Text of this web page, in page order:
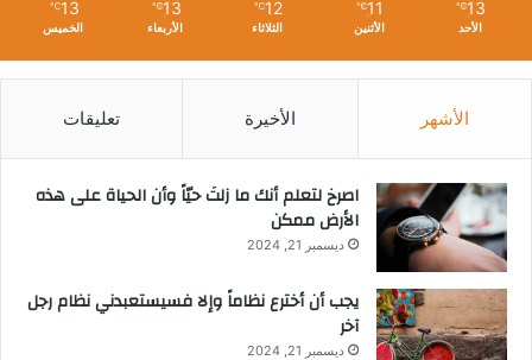
13
℃
الأحد
11
℃
الأثنين
12
℃
الثلاثاء
13
℃
الأربعاء
13
℃
الخميس
الأشهر الأخيرة تعليقات
‫اصرخ لتعلم أنك ما زلتَ حيّاً وأن الحياة على هذه
الأرض ممكن
ديسمبر 21, 2024
يجب أن أخترع نظاماً وإلا فسيستعبدني نظام رجل
آخر
ديسمبر 21, 2024